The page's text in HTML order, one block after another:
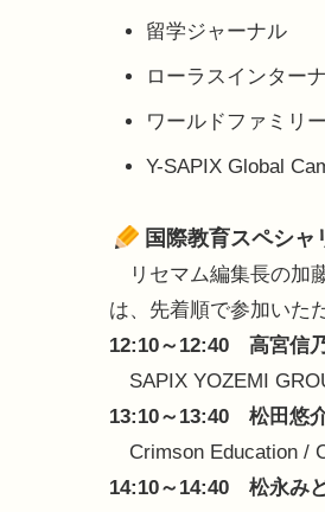
留学ジャーナル
ローラスインター
ワールドファミリー
Y-SAPIX Global
国際教育スペシャ
リセマム編集長の加
は、先着順で参加いた
12:10～12:40 高宮信
SAPIX YOZEMI
13:10～13:40 松田悠
Crimson Education /
14:10～14:40 松永み